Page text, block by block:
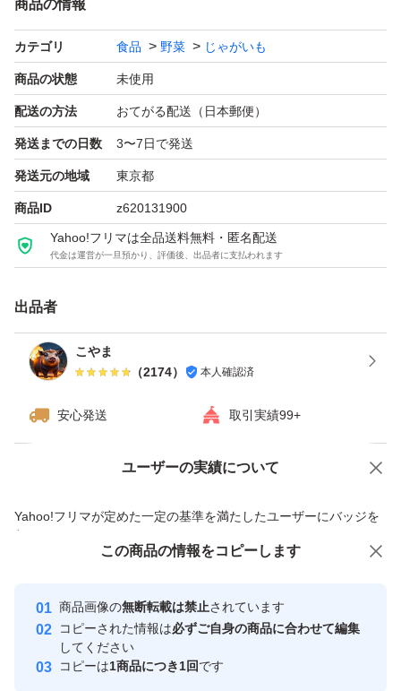
商品の情報
カテゴリ 食品 野菜 じゃがいも
商品の状態 未使用
配送の方法 おてがる配送（日本郵便）
発送までの日数 3〜7日で発送
発送元の地域 東京都
商品ID z620131900
Yahoo!フリマは全品送料無料・匿名配送
代金は運営が一旦預かり、評価後、出品者に支払われます
出品者
こやま
（2174） 本人確認済
安心発送 取引実績99+
ユーザーの実績について
Yahoo!フリマが定めた一定の基準を満たしたユーザーにバッジを
付与しています
安心取引出品者
心・安全なユーザーです
取引実績
価格の相談 商品への質問
この商品の情報をコピーします
商品画像の無断転載は禁止されています
コピーされた情報は必ずご自身の商品に合わせて編集
してください
コピーは1商品につき1回です
この商品をみている人にオススメ